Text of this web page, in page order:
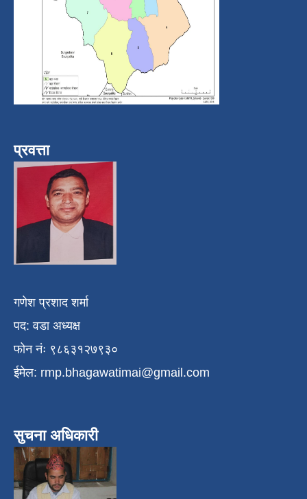
प्रवत्ता
गणेश प्रशाद शर्मा
पद: वडा अध्यक्ष
फोन नंः ९८६३१२७९३०
ईमेल: rmp.bhagawatimai@gmail.com
सुचना अधिकारी